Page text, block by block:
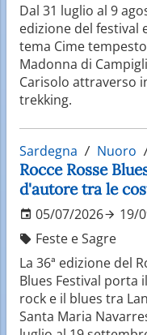
Dal 31 luglio al 9
edizione del festival
tema Cime
Madonna di
Carisolo attraverso
trekking.
Sardegna Nuoro
Rocce Rosse
d'autore tra le
05/07/2026
19/
Feste e Sagre
La 36ª edizione del
Blues Festival porta
rock e il blues tra
Santa Maria